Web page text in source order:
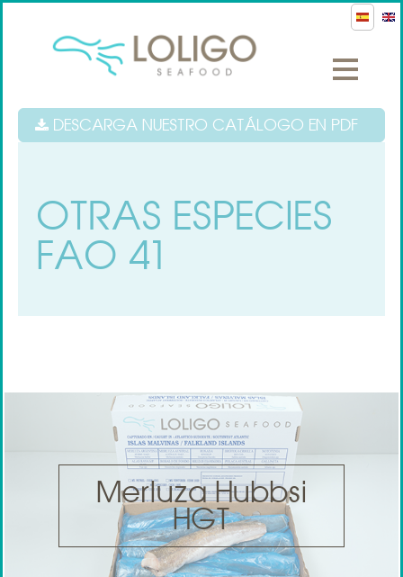
DESCARGA NUESTRO CATÁLOGO EN PDF
OTRAS ESPECIES
FAO 41
Merluza Hubbsi
HGT